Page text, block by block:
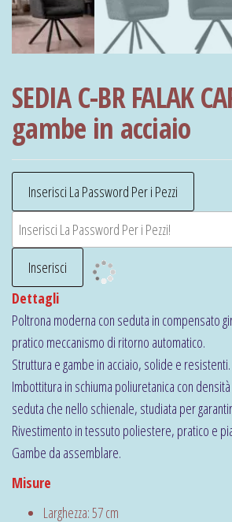
SEDIA C-BR FALAK
gambe in acciaio
Dettagli
Poltrona moderna con seduta in compensato
pratico meccanismo di ritorno automatico.
Struttura e gambe in acciaio, solide e resistenti.
Imbottitura in schiuma poliuretanica con
seduta che nello schienale, studiata per
Rivestimento in tessuto poliestere, pratico e
Gambe da assemblare.
Misure
Larghezza: 57 cm